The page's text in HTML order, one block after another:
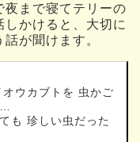
夜まで寝てテリーの
かけると、大切に
が聞けます。
ウカブトを 虫かご
も 珍しい虫だった